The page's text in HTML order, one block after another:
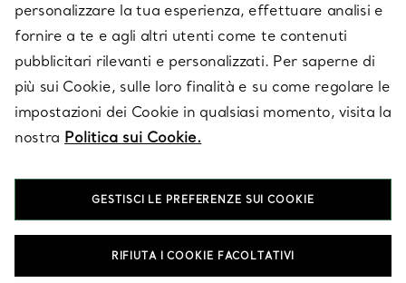
LEGALE
SEGUICI
T&Co. 2026
personalizzare la tua esperienza, effettuare analisi e
fornire a te e agli altri utenti come te contenuti
pubblicitari rilevanti e personalizzati. Per saperne di
più sui Cookie, sulle loro finalità e su come regolare le
impostazioni dei Cookie in qualsiasi momento, visita la
nostra Politica sui Cookie.
GESTISCI LE PREFERENZE SUI COOKIE
RIFIUTA I COOKIE FACOLTATIVI